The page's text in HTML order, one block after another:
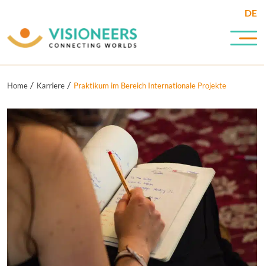
DE
Home Karriere Praktikum im Bereich Internationale Projekte